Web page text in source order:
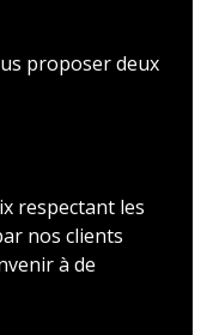
proposer deux
respectant les
nos clients
à de